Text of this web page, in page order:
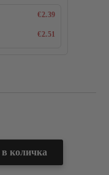
€2.39
€2.51